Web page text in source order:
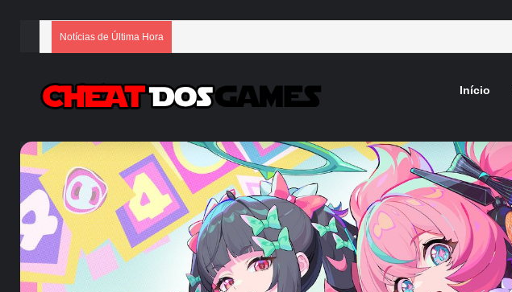
Notícias de Última Hora
Início